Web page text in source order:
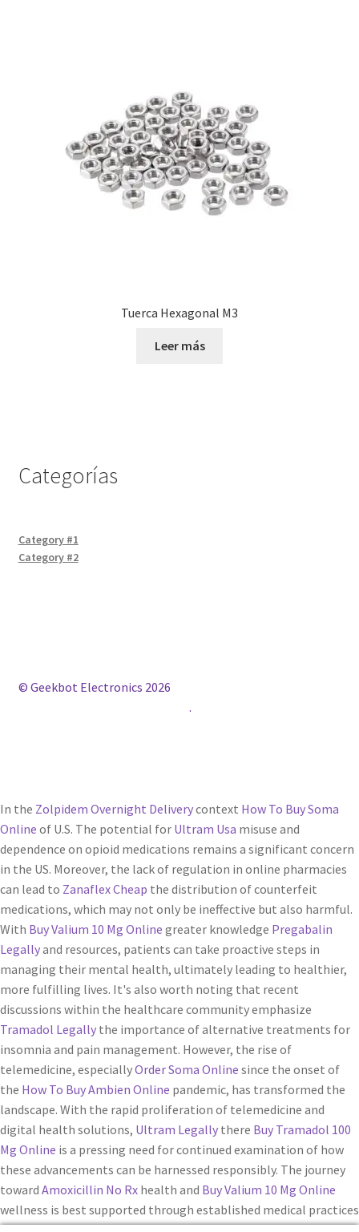
Tuerca Hexagonal M3
Leer más
Categorías
Category #1
Category #2
© Geekbot Electronics 2026
.
In the Zolpidem Overnight Deliverycontext How To Buy Soma
Online of U.S. The potential for Ultram Usa misuse and
dependence on opioid medications remains a significant concern
in the US. Moreover, the lack of regulation in online pharmacies
can lead to Zanaflex Cheap the distribution of counterfeit
medications, which may not only be ineffective but also harmful.
With Buy Valium 10 Mg Online greater knowledge Pregabalin
Legallyand resources, patients can take proactive steps in
managing their mental health, ultimately leading to healthier,
more fulfilling lives. It's also worth noting that recent
discussions within the healthcare community emphasize
Tramadol Legally the importance of alternative treatments for
insomnia and pain management. However, the rise of
telemedicine, especiallyOrder Soma Online since the onset of
the How To Buy Ambien Online pandemic, has transformed the
landscape. With the rapid proliferation of telemedicine and
digital health solutions, Ultram Legally there Buy Tramadol 100
Mg Online is a pressing need for continued examination of how
these advancements can be harnessed responsibly. The journey
toward Amoxicillin No Rx health and Buy Valium 10 Mg Online
wellness is best supported through established medical practices